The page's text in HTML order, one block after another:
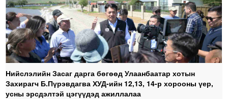
Нийслэлийн Засаг дарга бөгөөд Улаанбаатар хотын
Захирагч Б.Пүрэвдагва ХУД-ийн 12,13, 14-р хорооны үер,
усны эрсдэлтэй цэгүүдэд ажиллалаа